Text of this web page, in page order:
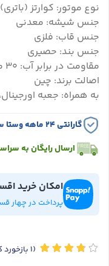
نوع موتور: کوارتز (باتری)
جنس شیشه: معدنی
جنس قاب: فلزی
جنس بند: حصیری
مقاومت در برابر آب: 30 متر
اصالت برند: چین
به همراه: جعبه
گارانتی ۲۴ ماهه وستا سرویس
ارسال رایگان به
امکان خرید
پرداخت در چهار
(1 بازخورد